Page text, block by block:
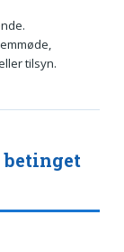
tilsyn.
betinget